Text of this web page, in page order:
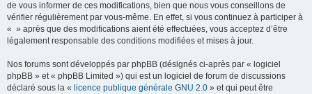
de vous informer de ces modifications, bien que nous vous conseillons de
vérifier régulièrement par vous-même. En effet, si vous continuez à participer à
« » après que des modifications aient été effectuées, vous acceptez d’être
légalement responsable des conditions modifiées et mises à jour.
Nos forums sont développés par phpBB (désignés ci-après par « logiciel
phpBB » et « phpBB Limited ») qui est un logiciel de forum de discussions
déclaré sous la « licence publique générale GNU 2.0 » et qui peut être